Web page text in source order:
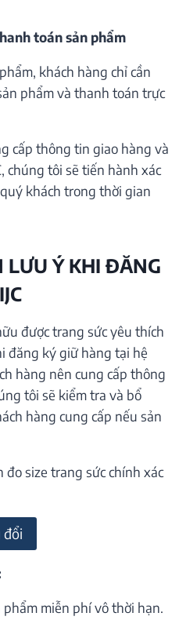
toán sản phẩm
khách hàng chỉ cần
phẩm và thanh toán trực
cấp thông tin giao hàng và
chúng tôi sẽ tiến hành xác
khách trong thời gian
LƯU Ý KHI ĐĂNG
được trang sức yêu thích
đăng ký giữ hàng tại hệ
hàng nên cung cấp thông
tôi sẽ kiểm tra và bổ
hàng cung cấp nếu sản
size trang sức chính xác
đổi
phẩm miễn phí vô thời hạn.